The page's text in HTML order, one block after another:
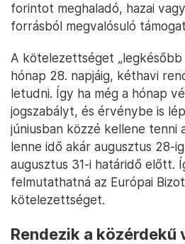
forintot meghaladó, hazai
forrásból megvalósuló
A kötelezettséget „legkésőbb
hónap 28. napjáig, kéthavi
letudni. Így ha még a hónap
jogszabályt, és érvénybe is
júniusban közzé kellene tenni
lenne idő akár augusztus 28-
augusztus 31-i határidő előtt.
felmutathatná az Európai
kötelezettséget.
Rendezik a közérdekű